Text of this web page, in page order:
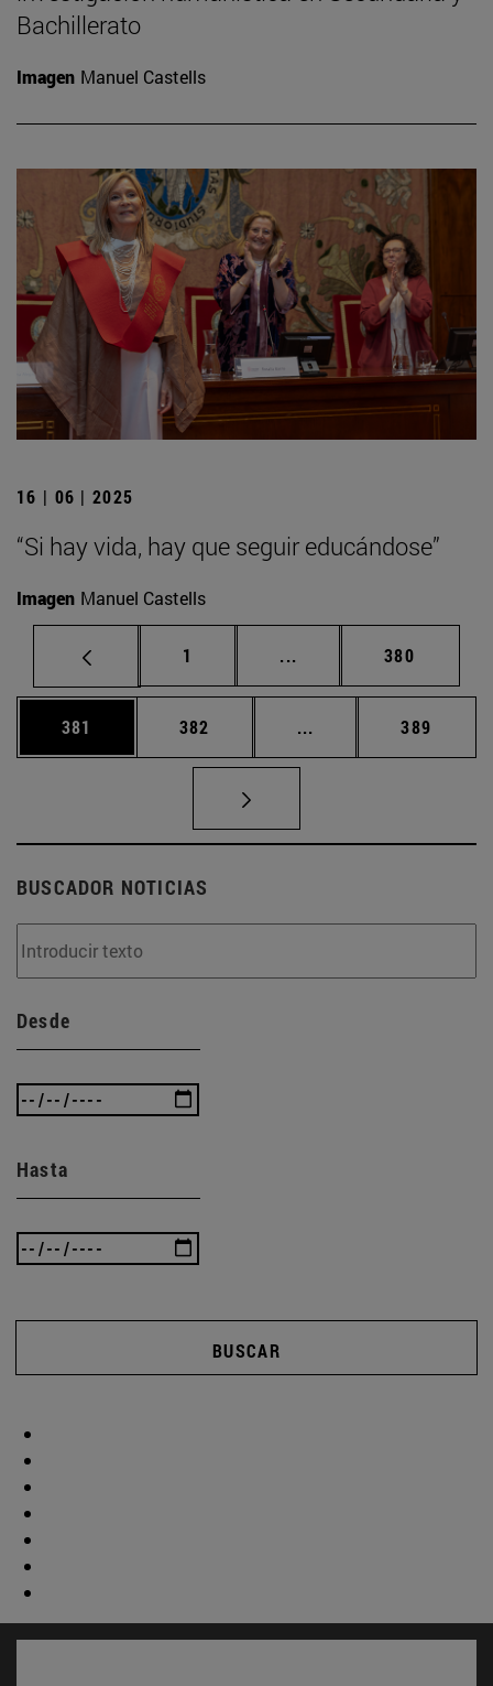
Bachillerato
Imagen Manuel Castells
16 | 06 | 2025
“Si hay vida, hay que seguir educándose”
Imagen Manuel Castells
Página
1 ... Páginas intermedias
Página
380
Página
381 Página
382 ... Páginas intermedias
Página
389
BUSCADOR NOTICIAS
Desde
Hasta
BUSCAR